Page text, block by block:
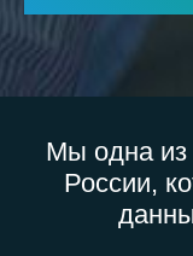
Мы одна из
России,